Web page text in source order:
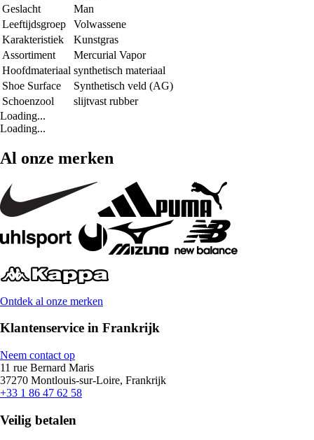
Geslacht
Man
Leeftijdsgroep
Volwassene
Karakteristiek
Kunstgras
Assortiment
Mercurial Vapor
Hoofdmateriaal synthetisch materiaal
Shoe Surface
Synthetisch veld (AG)
Schoenzool
slijtvast rubber
Loading...
Loading...
Al onze merken
Ontdek al onze merken
Klantenservice in Frankrijk
Neem contact op
11 rue Bernard Maris
37270 Montlouis-sur-Loire, Frankrijk
+33 1 86 47 62 58
Veilig betalen